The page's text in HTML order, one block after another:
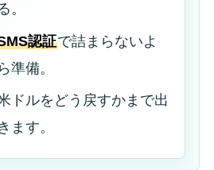
。
認証で詰まらないよ
準備。
ドルをどう戻すかまで出
ます。